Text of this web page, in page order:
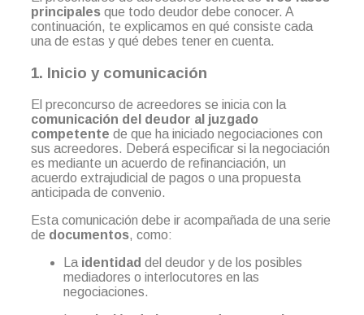
principales que todo deudor debe conocer. A
continuación, te explicamos en qué consiste cada
una de estas y qué debes tener en cuenta.
1. Inicio y comunicación
El preconcurso de acreedores se inicia con la
comunicación del deudor al juzgado
competente de que ha iniciado negociaciones con
sus acreedores. Deberá especificar si la negociación
es mediante un acuerdo de refinanciación, un
acuerdo extrajudicial de pagos o una propuesta
anticipada de convenio.
Esta comunicación debe ir acompañada de una serie
de documentos, como:
La identidad del deudor y de los posibles
mediadores o interlocutores en las
negociaciones.